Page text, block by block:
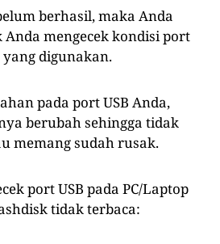
berhasil, maka Anda
mengecek kondisi port
yang digunakan.
pada port USB Anda,
berubah sehingga tidak
memang sudah rusak.
port USB pada PC/Laptop
tidak terbaca: